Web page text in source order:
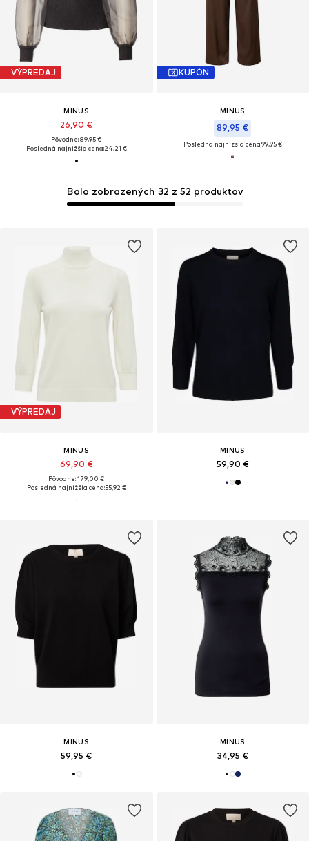
Bolo zobrazených 32 z 52 produktov
VÝPREDAJ
MINUS
26,90 €
Pôvodne: 89,95 €
Posledná najnižšia cena:24,21 €
KUPÓN
MINUS
89,95 €
Posledná najnižšia cena:99,95 €
VÝPREDAJ
MINUS
69,90 €
Pôvodne: 179,00 €
Posledná najnižšia cena:55,92 €
MINUS
59,90 €
MINUS
59,95 €
MINUS
34,95 €